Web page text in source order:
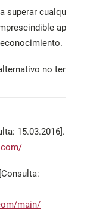
superar cualquier
no tendrá
15.03.2016].
main/